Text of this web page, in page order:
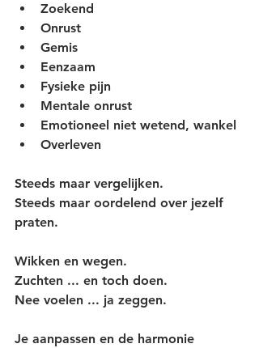
Zoekend
Onrust
Gemis
Eenzaam
Fysieke pijn
Mentale onrust
Emotioneel niet wetend, wankel
Overleven
Steeds maar vergelijken.
Steeds maar oordelend over jezelf
praten.
Wikken en wegen.
Zuchten ... en toch doen.
Nee voelen ... ja zeggen.
Je aanpassen en de harmonie